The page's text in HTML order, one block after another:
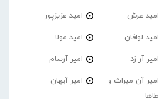
امید عرش امید عزیزپور
امید لوافان امید مولا
امیر آر زد امیر آرسام
امیر آن میراث و
طاها
امیر آیهان